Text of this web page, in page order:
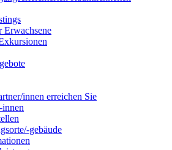
Erwachsene
innen erreichen Sie
innen
gebäude